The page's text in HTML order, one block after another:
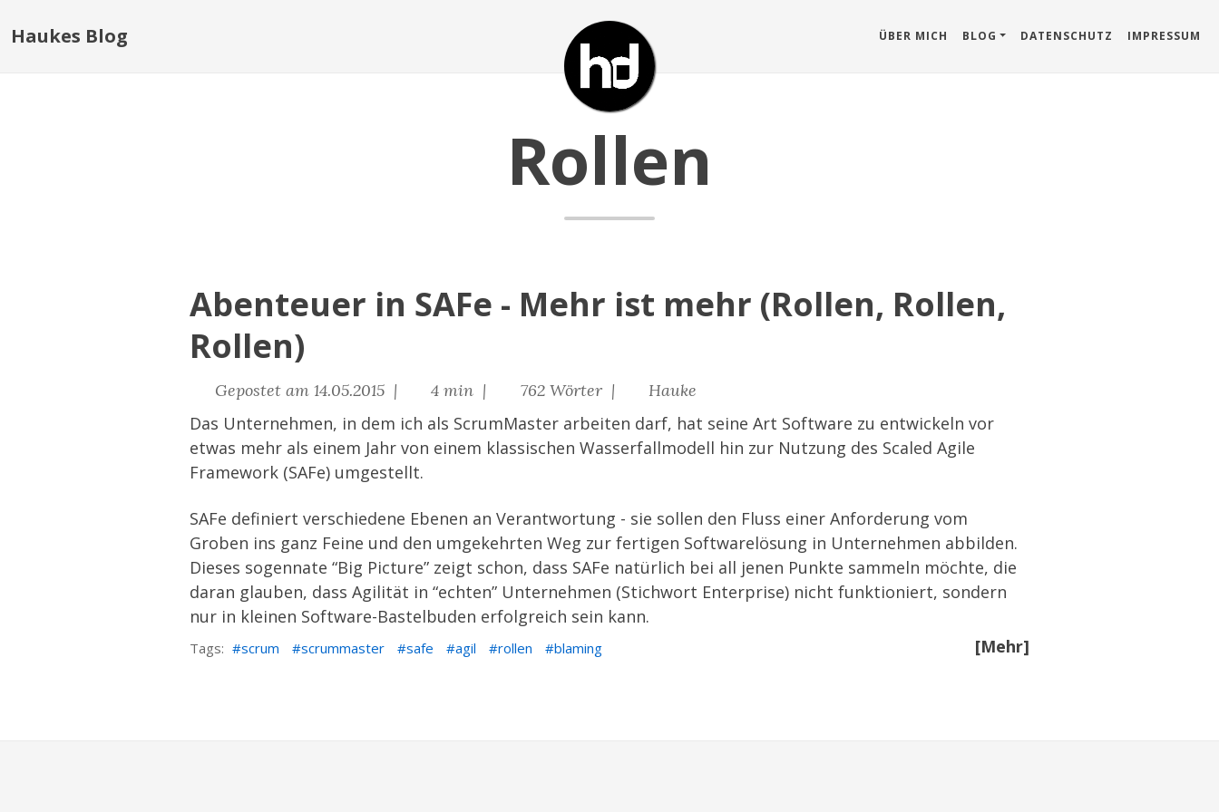
Haukes Blog ÜBER MICH BLOG DATENSCHUTZ IMPRESSUM
Rollen
Abenteuer in SAFe - Mehr ist mehr (Rollen, Rollen,
Rollen)
Gepostet am 14.05.2015 | 4 min | 762 Wörter | Hauke
Das Unternehmen, in dem ich als ScrumMaster arbeiten darf, hat seine Art Software zu entwickeln vor
etwas mehr als einem Jahr von einem klassischen Wasserfallmodell hin zur Nutzung des Scaled Agile
Framework (SAFe) umgestellt.
SAFe definiert verschiedene Ebenen an Verantwortung - sie sollen den Fluss einer Anforderung vom
Groben ins ganz Feine und den umgekehrten Weg zur fertigen Softwarelösung in Unternehmen abbilden.
Dieses sogennate “Big Picture” zeigt schon, dass SAFe natürlich bei all jenen Punkte sammeln möchte, die
daran glauben, dass Agilität in “echten” Unternehmen (Stichwort Enterprise) nicht funktioniert, sondern
nur in kleinen Software-Bastelbuden erfolgreich sein kann.
[Mehr]
Tags: scrum scrummaster safe agil rollen blaming